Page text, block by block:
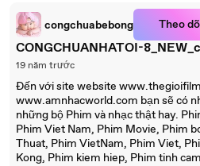
congchuabebong Theo
CONGCHUANHATOI-
19 năm trước
Đến với site website
www.amnhacworld.com bạn sẽ có
những bộ Phim và nhạc thật hay.
Phim Viet Nam, Phim Movie, Phim
Thuat, Phim VietNam, Phim Viet,
Kong, Phim kiem hiep, Phim tinh